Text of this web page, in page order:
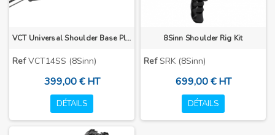
VCT Universal Shoulder Base Plate
RefVCT14SS (8Sinn)
399,00 € HT
DÉTAILS
8Sinn Shoulder Rig Kit
RefSRK (8Sinn)
699,00 € HT
DÉTAILS